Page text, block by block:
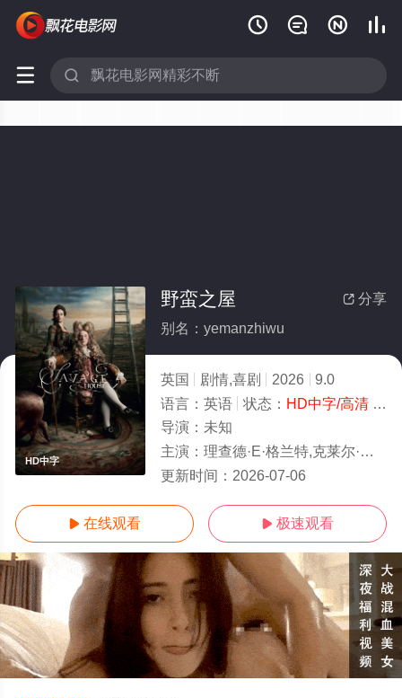
   
 
HD中字
 分享
野蛮之屋
别名：yemanzhiwu
英国 剧情,喜剧 2026
9.0
语言： 英语 状态： HD中字/高清- 免费在线观看
导演： 未知
主演： 理查德·E·格兰特,克莱尔·福伊,Jack,Farthing
更新时间： 2026-07-06
 在线观看  极速观看